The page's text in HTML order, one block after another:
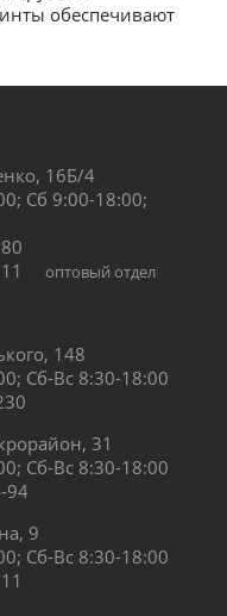
обеспечивают
16Б/4
Сб 9:00-18:00;
оптовый отдел
148
Сб-Вс 8:30-18:00
31
Сб-Вс 8:30-18:00
94
9
Сб-Вс 8:30-18:00